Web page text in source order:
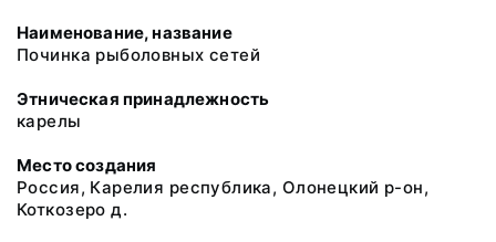
Наименование, название
Починка рыболовных сетей
Этническая принадлежность
карелы
Место создания
Россия, Карелия республика, Олонецкий р-он,
Коткозеро д.